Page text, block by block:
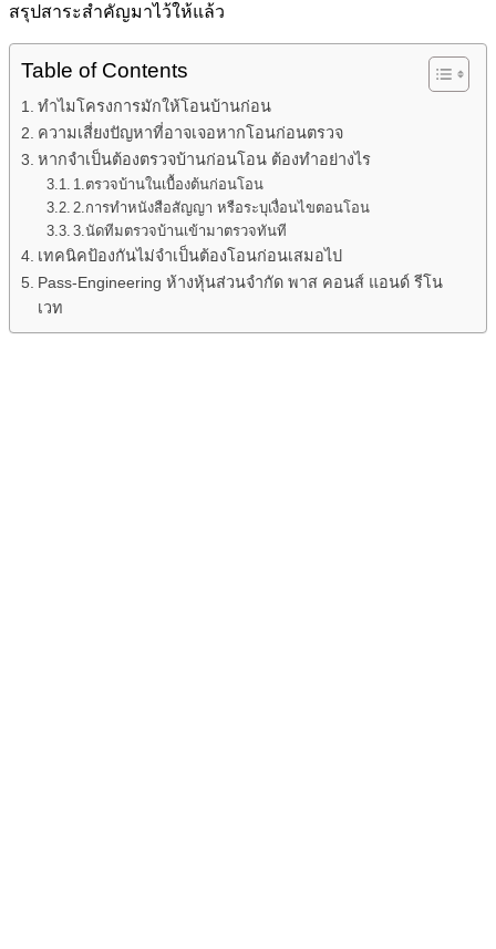
สรุปสาระสำคัญมาไว้ให้แล้ว
Table of Contents
ทำไมโครงการมักให้โอนบ้านก่อน
ความเสี่ยงปัญหาที่อาจเจอหากโอนก่อนตรวจ
หากจำเป็นต้องตรวจบ้านก่อนโอน ต้องทำอย่างไร
1.ตรวจบ้านในเบื้องต้นก่อนโอน
2.การทำหนังสือสัญญา หรือระบุเงื่อนไขตอนโอน
3.นัดทีมตรวจบ้านเข้ามาตรวจทันที
เทคนิคป้องกันไม่จำเป็นต้องโอนก่อนเสมอไป
Pass-Engineering ห้างหุ้นส่วนจำกัด พาส คอนส์ แอนด์ รีโน
เวท